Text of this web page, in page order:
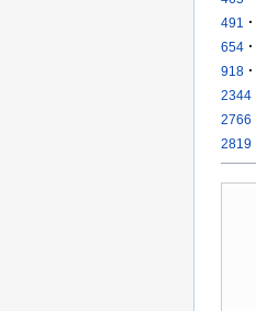
491
·
654 ·
918 ·
2344
2766
2819